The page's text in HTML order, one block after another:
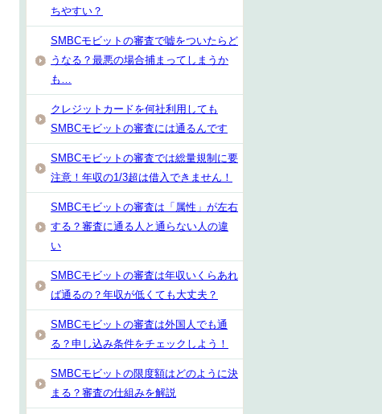
ちやすい？
SMBCモビットの審査で嘘をついたらど
うなる？最悪の場合捕まってしまうか
も…
クレジットカードを何社利用しても
SMBCモビットの審査には通るんです
SMBCモビットの審査では総量規制に要
注意！年収の1/3超は借入できません！
SMBCモビットの審査は「属性」が左右
する？審査に通る人と通らない人の違
い
SMBCモビットの審査は年収いくらあれ
ば通るの？年収が低くても大丈夫？
SMBCモビットの審査は外国人でも通
る？申し込み条件をチェックしよう！
SMBCモビットの限度額はどのように決
まる？審査の仕組みを解説